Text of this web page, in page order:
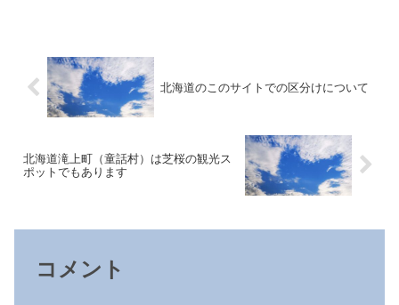
北海道のこのサイトでの区分けについて
北海道滝上町（童話村）は芝桜の観光ス
ポットでもあります
コメント